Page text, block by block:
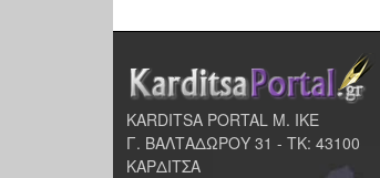
KARDITSA PORTAL Μ. ΙΚΕ
Γ. ΒΑΛΤΑΔΩΡΟΥ 31 - ΤΚ: 43100
ΚΑΡΔΙΤΣΑ